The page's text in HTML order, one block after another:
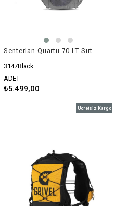
3147Black
ADET
₺5.499,00
Ücretsiz Kargo